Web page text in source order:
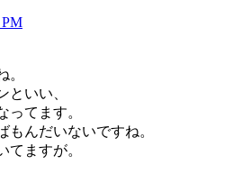
PM
。
といい、
ってます。
もんだいないですね。
てますが。